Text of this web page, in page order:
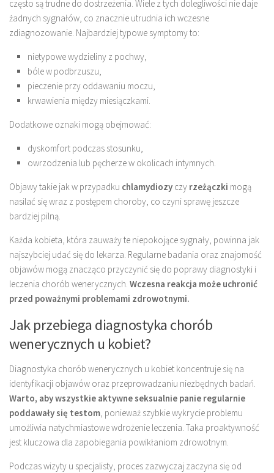
często są trudne do dostrzeżenia. Wiele z tych dolegliwości nie daje
żadnych sygnałów, co znacznie utrudnia ich wczesne
zdiagnozowanie. Najbardziej typowe symptomy to:
nietypowe wydzieliny z pochwy,
bóle w podbrzuszu,
pieczenie przy oddawaniu moczu,
krwawienia między miesiączkami.
Dodatkowe oznaki mogą obejmować:
dyskomfort podczas stosunku,
owrzodzenia lub pęcherze w okolicach intymnych.
Objawy takie jak w przypadku chlamydiozy czy rzeżączki mogą
nasilać się wraz z postępem choroby, co czyni sprawę jeszcze
bardziej pilną.
Każda kobieta, która zauważy te niepokojące sygnały, powinna jak
najszybciej udać się do lekarza. Regularne badania oraz znajomość
objawów mogą znacząco przyczynić się do poprawy diagnostyki i
leczenia chorób wenerycznych. Wczesna reakcja może uchronić
przed poważnymi problemami zdrowotnymi.
Jak przebiega diagnostyka chorób
wenerycznych u kobiet?
Diagnostyka chorób wenerycznych u kobiet koncentruje się na
identyfikacji objawów oraz przeprowadzaniu niezbędnych badań.
Warto, aby wszystkie aktywne seksualnie panie regularnie
poddawały się testom, ponieważ szybkie wykrycie problemu
umożliwia natychmiastowe wdrożenie leczenia. Taka proaktywność
jest kluczowa dla zapobiegania powikłaniom zdrowotnym.
Podczas wizyty u specjalisty, proces zazwyczaj zaczyna się od